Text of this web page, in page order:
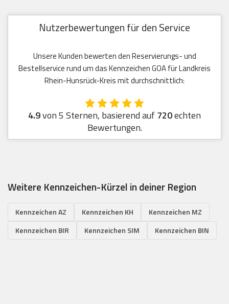
Nutzerbewertungen für den Service
Unsere Kunden bewerten den Reservierungs- und
Bestellservice rund um das Kennzeichen GOA für Landkreis
Rhein-Hunsrück-Kreis mit durchschnittlich:
4.9von 5 Sternen, basierend auf720echten
Bewertungen.
Weitere Kennzeichen-Kürzel in deiner Region
Kennzeichen AZ Kennzeichen KH
Kennzeichen MZ
Kennzeichen BIR
Kennzeichen SIM Kennzeichen BIN